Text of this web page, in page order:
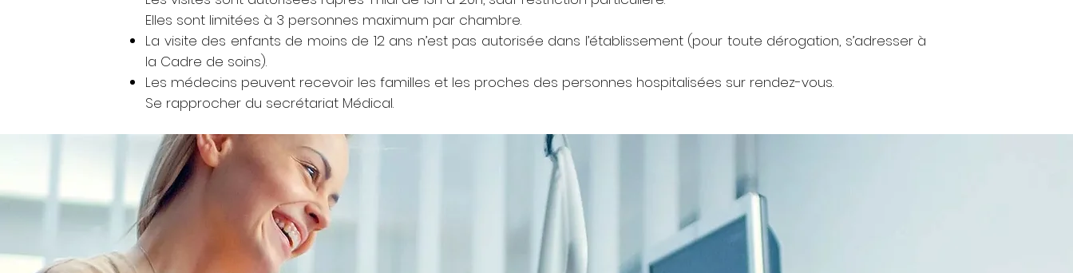
Elles sont limitées à 3 personnes maximum par chambre.
La visite des enfants de moins de 12 ans n’est pas autorisée dans l’établissement (pour toute dérogation, s’adresser à
la Cadre de soins).
Les médecins peuvent recevoir les familles et les proches des personnes hospitalisées sur rendez-vous.
Se rapprocher du secrétariat Médical.